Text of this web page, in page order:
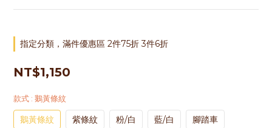
指定分類，滿件優惠區 2件75折 3件6折
NT$1,150
款式 : 鵝黃條紋
鵝黃條紋 紫條紋 粉/白 藍/白 腳踏車